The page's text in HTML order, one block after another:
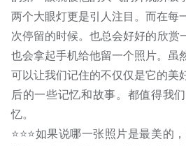
两个大眼灯更是引人注目。而在每
次停留的时候。也总会好好的欣赏
也会拿起手机给他留一个照片。虽
可以让我们记住的不仅仅是它的美
后的一些记忆和故事。都值得我
忆。
⭐️⭐️⭐️如果说哪一张照片是最美的